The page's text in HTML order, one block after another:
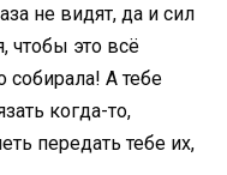
не видят, да и сил
чтобы это всё
собирала! А тебе
когда-то,
передать тебе их,